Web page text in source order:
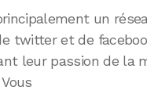
un
twitter et de
leur passion de la